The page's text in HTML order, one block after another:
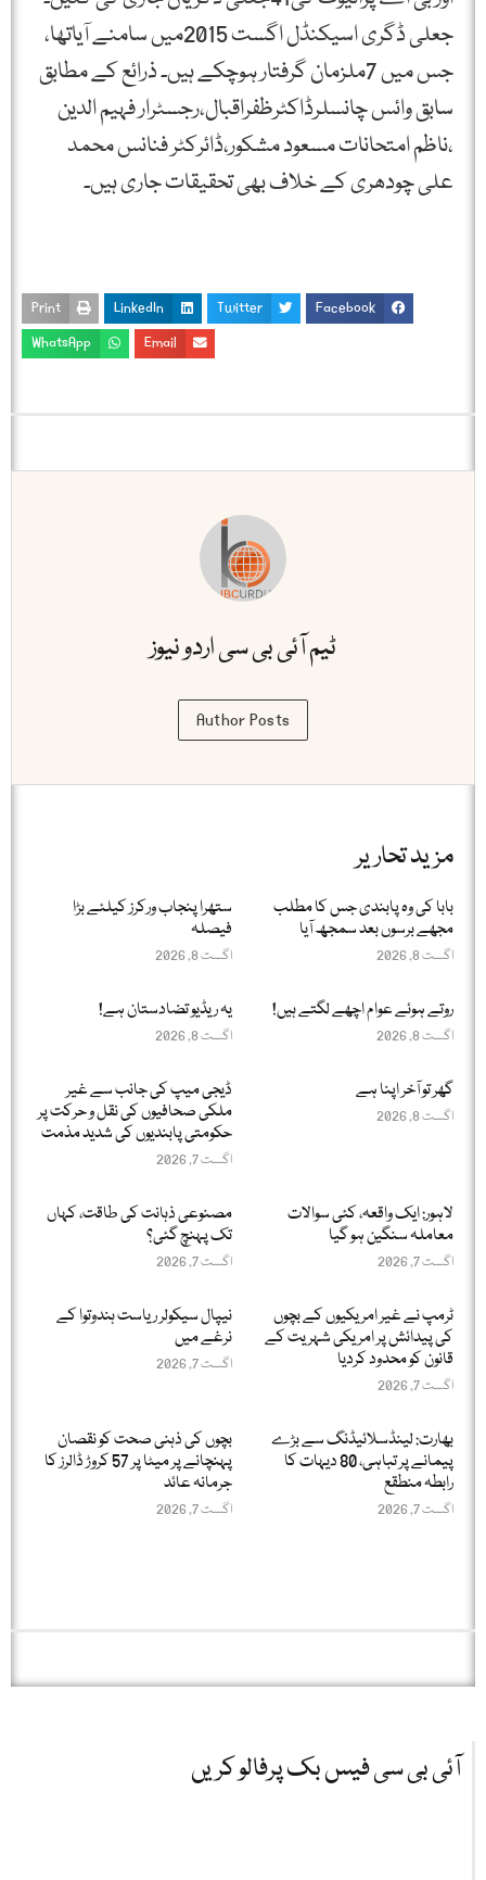
جعلی ڈگری اسیکنڈل اگست 2015میں سامنے آیاتھا،
جس میں 7ملزمان گرفتار ہوچکے ہیں۔ ذرائع کے مطابق
سابق وائس چانسلرڈاکٹرظفراقبال،رجسٹرار فہیم الدین
،ناظم امتحانات مسعود مشکور،ڈائرکٹر فنانس محمد
علی چودھری کے خلاف بھی تحقیقات جاری ہیں۔
Facebook
Twitter
LinkedIn
Print
Email
WhatsApp
ٹیم آئی بی سی اردو نیوز
Author Posts
مزید تحاریر
بابا کی وہ پابندی جس کا مطلب
مجھے برسوں بعد سمجھ آیا
اگست 8, 2026
ستھرا پنجاب ورکرز کیلئے بڑا
فیصلہ
اگست 8, 2026
روتے ہوئے عوام اچھے لگتے ہیں!
اگست 8, 2026
یہ ریڈیو تضادستان ہے!
اگست 8, 2026
گھر تو آخر اپنا ہے
اگست 8, 2026
ڈیجی میپ کی جانب سے غیر
ملکی صحافیوں کی نقل و حرکت پر
حکومتی پابندیوں کی شدید مذمت
اگست 7, 2026
لاہور: ایک واقعہ، کئی سوالات
معاملہ سنگین ہو گیا
اگست 7, 2026
مصنوعی ذہانت کی طاقت، کہاں
تک پہنچ گئی؟
اگست 7, 2026
ٹرمپ نے غیر امریکیوں کے بچوں
کی پیدائش پر امریکی شہریت کے
قانون کو محدود کردیا
اگست 7, 2026
نیپال سیکولر ریاست ہندوتوا کے
نرغے میں
اگست 7, 2026
بھارت: لینڈسلائیڈنگ سے بڑے
پیمانے پر تباہی، 80 دیہات کا
رابطہ منطقع
اگست 7, 2026
بچوں کی ذہنی صحت کو نقصان
پہنچانے پر میٹا پر 57 کروڑ ڈالرز کا
جرمانہ عائد
اگست 7, 2026
آئی بی سی فیس بک پرفالو کریں